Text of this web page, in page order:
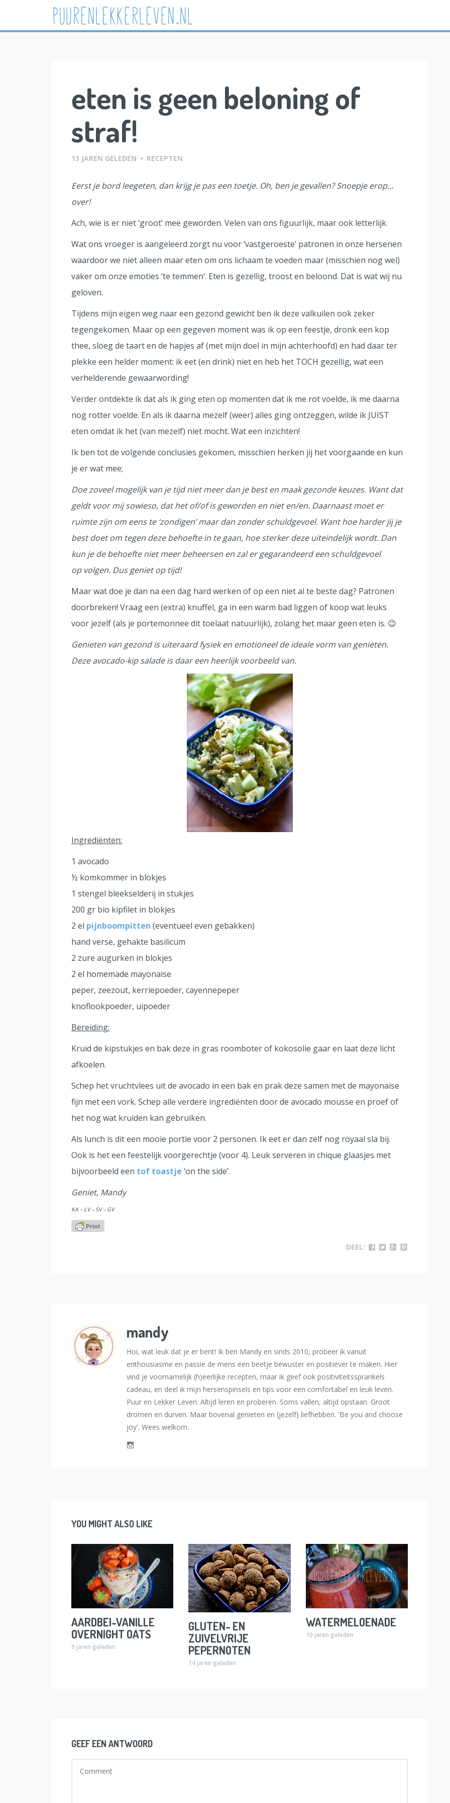
eten is geen beloning of
straf!
13 JAREN GELEDEN • RECEPTEN
Eerst je bord leegeten, dan krijg je pas een toetje. Oh, ben je gevallen? Snoepje erop…
over!
Ach, wie is er niet ‘groot’ mee geworden. Velen van ons figuurlijk, maar ook letterlijk.
Wat ons vroeger is aangeleerd zorgt nu voor ‘vastgeroeste’ patronen in onze hersenen
waardoor we niet alleen maar eten om ons lichaam te voeden maar (misschien nog wel)
vaker om onze emoties ‘te temmen’. Eten is gezellig, troost en beloond. Dat is wat wij nu
geloven.
Tijdens mijn eigen weg naar een gezond gewicht ben ik deze valkuilen ook zeker
tegengekomen. Maar op een gegeven moment was ik op een feestje, dronk een kop
thee, sloeg de taart en de hapjes af (met mijn doel in mijn achterhoofd) en had daar ter
plekke een helder moment: ik eet (en drink) niet en heb het TOCH gezellig, wat een
verhelderende gewaarwording!
Verder ontdekte ik dat als ik ging eten op momenten dat ik me rot voelde, ik me daarna
nog rotter voelde. En als ik daarna mezelf (weer) alles ging ontzeggen, wilde ik JUIST
eten omdat ik het (van mezelf) niet mocht. Wat een inzichten!
Ik ben tot de volgende conclusies gekomen, misschien herken jij het voorgaande en kun
je er wat mee;
Doe zoveel mogelijk van je tijd niet meer dan je best en maak gezonde keuzes. Want dat
geldt voor mij sowieso, dat het of/of is geworden en niet en/en. Daarnaast moet er
ruimte zijn om eens te ‘zondigen’ maar dan zonder schuldgevoel. Want hoe harder jij je
best doet om tegen deze behoefte in te gaan, hoe sterker deze uiteindelijk wordt. Dan
kun je de behoefte niet meer beheersen en zal er gegarandeerd een schuldgevoel
op volgen. Dus geniet op tijd!
Maar wat doe je dan na een dag hard werken of op een niet al te beste dag? Patronen
doorbreken! Vraag een (extra) knuffel, ga in een warm bad liggen of koop wat leuks
voor jezelf (als je portemonnee dit toelaat natuurlijk), zolang het maar geen eten is. 😉
Genieten van gezond is uiteraard fysiek en emotioneel de ideale vorm van genieten.
Deze avocado-kip salade is daar een heerlijk voorbeeld van.
Ingrediënten:
1 avocado
½ komkommer in blokjes
1 stengel bleekselderij in stukjes
200 gr bio kipfilet in blokjes
2 el pijnboompitten (eventueel even gebakken)
hand verse, gehakte basilicum
2 zure augurken in blokjes
2 el homemade mayonaise
peper, zeezout, kerriepoeder, cayennepeper
knoflookpoeder, uipoeder
Bereiding:
Kruid de kipstukjes en bak deze in gras roomboter of kokosolie gaar en laat deze licht
afkoelen.
Schep het vruchtvlees uit de avocado in een bak en prak deze samen met de mayonaise
fijn met een vork. Schep alle verdere ingrediënten door de avocado mousse en proef of
het nog wat kruiden kan gebruiken.
Als lunch is dit een mooie portie voor 2 personen. Ik eet er dan zelf nog royaal sla bij.
Ook is het een feestelijk voorgerechtje (voor 4). Leuk serveren in chique glaasjes met
bijvoorbeeld een tof toastje ‘on the side’.
Geniet, Mandy
KA – LV – SV – GV
DEEL:
mandy
Hoi, wat leuk dat je er bent! Ik ben Mandy en sinds 2010, probeer ik vanuit
enthousiasme en passie de mens een beetje bewuster en positiever te maken. Hier
vind je voornamelijk (h)eerlijke recepten, maar ik geef ook positiviteitssprankels
cadeau, en deel ik mijn hersenspinsels en tips voor een comfortabel en leuk leven.
Puur en Lekker Leven. Altijd leren en proberen. Soms vallen, altijd opstaan. Groot
dromen en durven. Maar bovenal genieten en (jezelf) liefhebben. 'Be you and choose
joy'. Wees welkom.
YOU MIGHT ALSO LIKE
AARDBEI-VANILLE
OVERNIGHT OATS
9 jaren geleden
GLUTEN- EN
ZUIVELVRIJE
PEPERNOTEN
14 jaren geleden
WATERMELOENADE
10 jaren geleden
GEEF EEN ANTWOORD